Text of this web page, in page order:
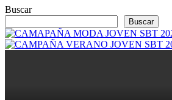
Buscar
Buscar